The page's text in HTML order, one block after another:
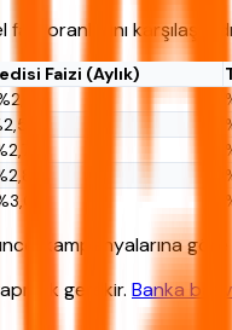
oranlarını
Faizi (Aylık)
kampanyalarına
gerekir. Banka